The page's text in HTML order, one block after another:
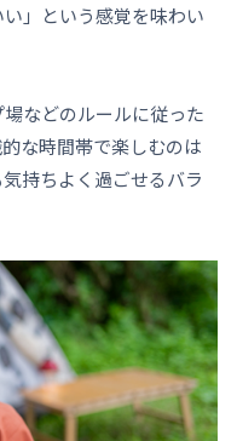
」という感覚を味わい
などのルールに従った
な時間帯で楽しむのは
持ちよく過ごせるバラ